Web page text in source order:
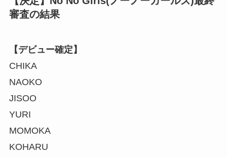
審査の結果
【デビュー確定】
CHIKA
NAOKO
JISOO
YURI
MOMOKA
KOHARU